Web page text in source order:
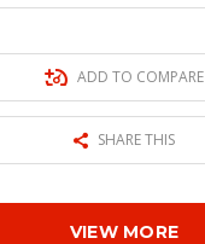
ADD TO COMPARE
SHARE THIS
VIEW MORE